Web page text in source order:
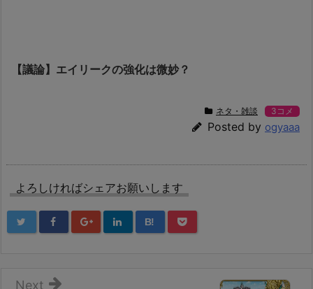
【議論】エイリークの強化は微妙？
ネタ・雑談 3コメ
Posted by ogyaaa
よろしければシェアお願いします
B!
Next